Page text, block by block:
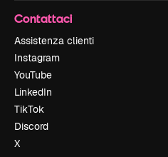
Contattaci
Assistenza clienti
Instagram
YouTube
LinkedIn
TikTok
Discord
X